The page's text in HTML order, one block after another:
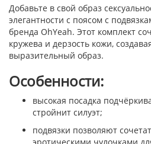
Добавьте в свой образ
элегантности с поясом с
бренда OhYeah. Этот комплект
кружева и дерзость кожи,
выразительный образ.
Особенности:
высокая посадка
стройнит силуэт;
подвязки позволяют